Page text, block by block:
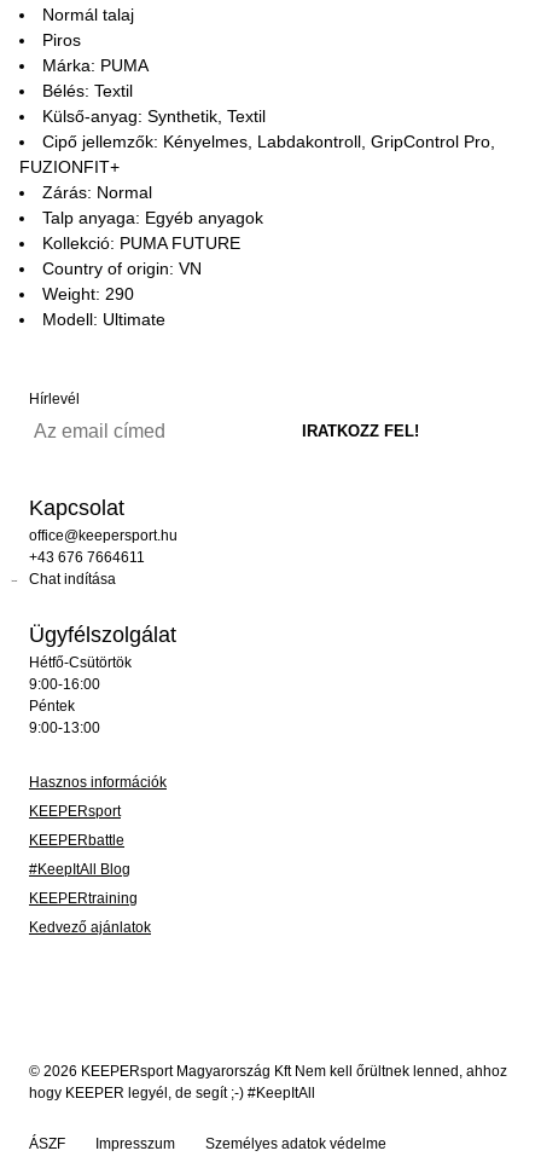
Normál talaj
Piros
Márka: PUMA
Bélés: Textil
Külső-anyag: Synthetik, Textil
Cipő jellemzők: Kényelmes, Labdakontroll, GripControl Pro,
FUZIONFIT+
Zárás: Normal
Talp anyaga: Egyéb anyagok
Kollekció: PUMA FUTURE
Country of origin: VN
Weight: 290
Modell: Ultimate
Hírlevél
Kapcsolat
office@keepersport.hu
+43 676 7664611
Chat indítása
Ügyfélszolgálat
Hétfő-Csütörtök
9:00-16:00
Péntek
9:00-13:00
Hasznos információk
KEEPERsport
KEEPERbattle
#KeepItAll Blog
KEEPERtraining
Kedvező ajánlatok
© 2026 KEEPERsport Magyarország Kft Nem kell őrültnek lenned, ahhoz
hogy KEEPER legyél, de segít ;-) #KeepItAll
ÁSZF Impresszum Személyes adatok védelme